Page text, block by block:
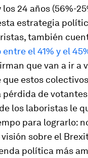
24 años (56%-
estrategia
también
entre el 41% y el
que van a ir a
estos
de
los laboristas le
para lograrlo:
sobre el
política más